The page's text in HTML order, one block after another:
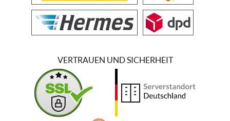
VERTRAUEN UND SICHERHEIT